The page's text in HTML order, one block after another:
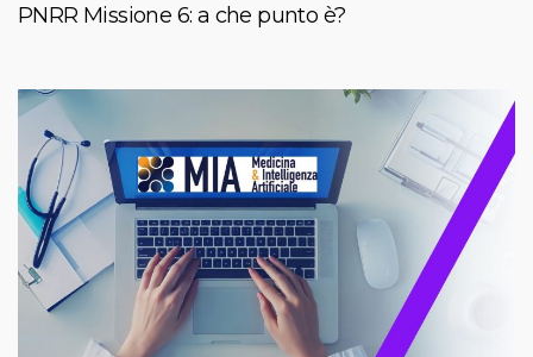
PNRR Missione 6: a che punto è?